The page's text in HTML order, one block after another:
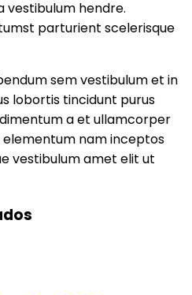
vestibulum hendre.
parturient scelerisque
sem vestibulum et in
lobortis tincidunt purus
a et ullamcorper
nam inceptos
vestibulum amet elit ut